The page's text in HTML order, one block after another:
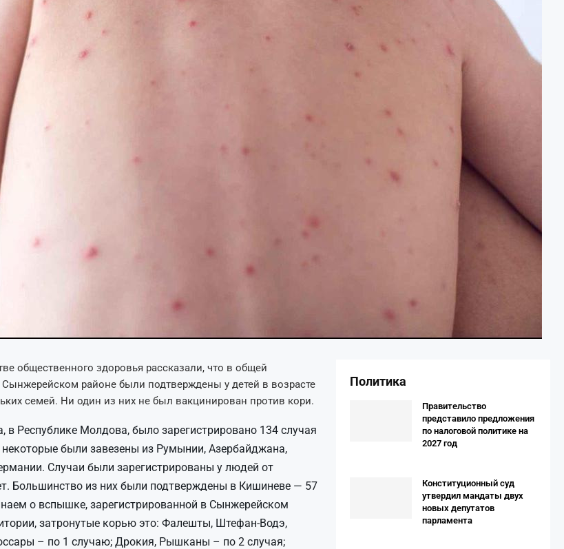
общественного здоровья рассказали, что в общей
районе были подтверждены у детей в возрасте
семей. Ни один из них не был вакцинирован против кори.
в Республике Молдова, было зарегистрировано 134 случая
были завезены из Румынии, Азербайджана,
Случаи были зарегистрированы у людей от
Большинство из них были подтверждены в Кишиневе — 57
о вспышке, зарегистрированной в Сынжерейском
затронутые корью это: Фалешты, Штефан-Водэ,
– по 1 случаю; Дрокия, Рышканы – по 2 случая;
Политика
Правительство
представило предложения
по налоговой политике на
2027 год
Конституционный суд
утвердил мандаты двух
новых депутатов
парламента